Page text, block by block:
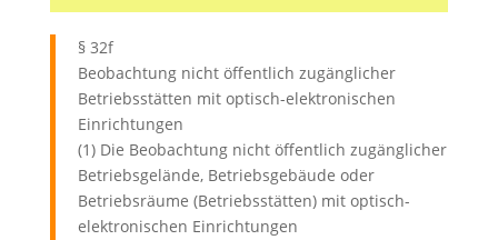
§ 32f
Beobachtung nicht öffentlich zugänglicher
Betriebsstätten mit optisch-elektronischen
Einrichtungen
(1) Die Beobachtung nicht öffentlich zugänglicher
Betriebsgelände, Betriebsgebäude oder
Betriebsräume (Betriebsstätten) mit optisch-
elektronischen Einrichtungen